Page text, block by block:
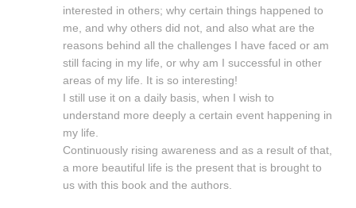
interested in others; why certain things happened to
me, and why others did not, and also what are the
reasons behind all the challenges I have faced or am
still facing in my life, or why am I successful in other
areas of my life. It is so interesting!
I still use it on a daily basis, when I wish to
understand more deeply a certain event happening in
my life.
Continuously rising awareness and as a result of that,
a more beautiful life is the present that is brought to
us with this book and the authors.